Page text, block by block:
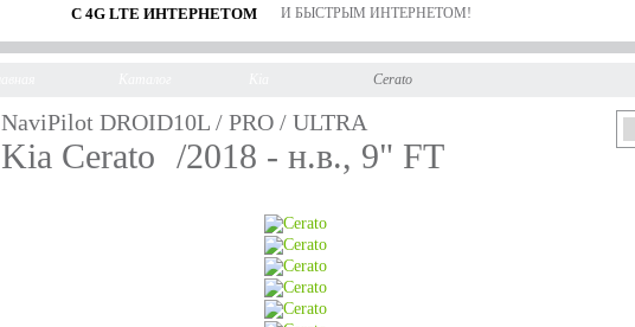
С 4G LTE ИНТЕРНЕТОМ
И БЫСТРЫМ ИНТЕРНЕТОМ!
Cerato
NaviPilot DROID10L / PRO / ULTRA
Kia Cerato /2018 - н.в., 9" FT